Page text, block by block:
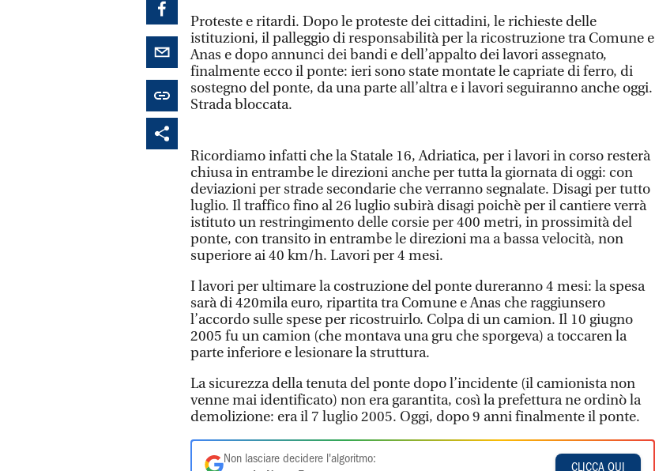
Proteste e ritardi. Dopo le proteste dei cittadini, le richieste delle
istituzioni, il palleggio di responsabilità per la ricostruzione tra Comune e
Anas e dopo annunci dei bandi e dell’appalto dei lavori assegnato,
finalmente ecco il ponte: ieri sono state montate le capriate di ferro, di
sostegno del ponte, da una parte all’altra e i lavori seguiranno anche oggi.
Strada bloccata.
Ricordiamo infatti che la Statale 16, Adriatica, per i lavori in corso resterà
chiusa in entrambe le direzioni anche per tutta la giornata di oggi: con
deviazioni per strade secondarie che verranno segnalate. Disagi per tutto
luglio. Il traffico fino al 26 luglio subirà disagi poichè per il cantiere verrà
istituto un restringimento delle corsie per 400 metri, in prossimità del
ponte, con transito in entrambe le direzioni ma a bassa velocità, non
superiore ai 40 km/h. Lavori per 4 mesi.
I lavori per ultimare la costruzione del ponte dureranno 4 mesi: la spesa
sarà di 420mila euro, ripartita tra Comune e Anas che raggiunsero
l’accordo sulle spese per ricostruirlo. Colpa di un camion. Il 10 giugno
2005 fu un camion (che montava una gru che sporgeva) a toccaren la
parte inferiore e lesionare la struttura.
La sicurezza della tenuta del ponte dopo l’incidente (il camionista non
venne mai identificato) non era garantita, così la prefettura ne ordinò la
demolizione: era il 7 luglio 2005. Oggi, dopo 9 anni finalmente il ponte.
Non lasciare decidere l'algoritmo:
CLICCA QUI